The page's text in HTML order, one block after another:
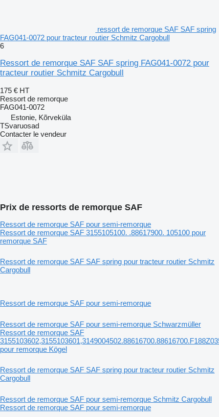
ressort de remorque SAF SAF spring
FAG041-0072 pour tracteur routier Schmitz Cargobull
6
Ressort de remorque SAF SAF spring FAG041-0072 pour
tracteur routier Schmitz Cargobull
175 € HT
Ressort de remorque
FAG041-0072
Estonie, Kõrveküla
TSvaruosad
Contacter le vendeur
Prix de ressorts de remorque SAF
Ressort de remorque SAF pour semi-remorque
Ressort de remorque SAF 3155105100. .88617900. 105100 pour
remorque SAF
Ressort de remorque SAF SAF spring pour tracteur routier Schmitz
Cargobull
Ressort de remorque SAF pour semi-remorque
Ressort de remorque SAF pour semi-remorque Schwarzmüller
Ressort de remorque SAF
pour remorque Kögel
Ressort de remorque SAF SAF spring pour tracteur routier Schmitz
Cargobull
Ressort de remorque SAF pour semi-remorque Schmitz Cargobull
Ressort de remorque SAF pour semi-remorque